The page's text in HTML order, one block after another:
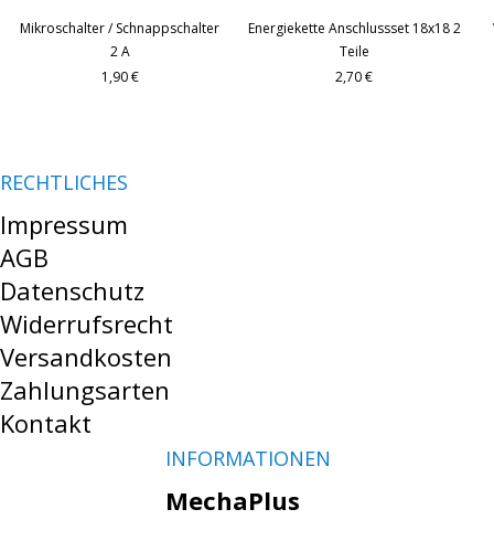
Mikroschalter / Schnappschalter
2 A
1,90 €
Energiekette Anschlussset 18x18 2
Teile
2,70 €
RECHTLICHES
Impressum
AGB
Datenschutz
Widerrufsrecht
Versandkosten
Zahlungsarten
Kontakt
INFORMATIONEN
MechaPlus